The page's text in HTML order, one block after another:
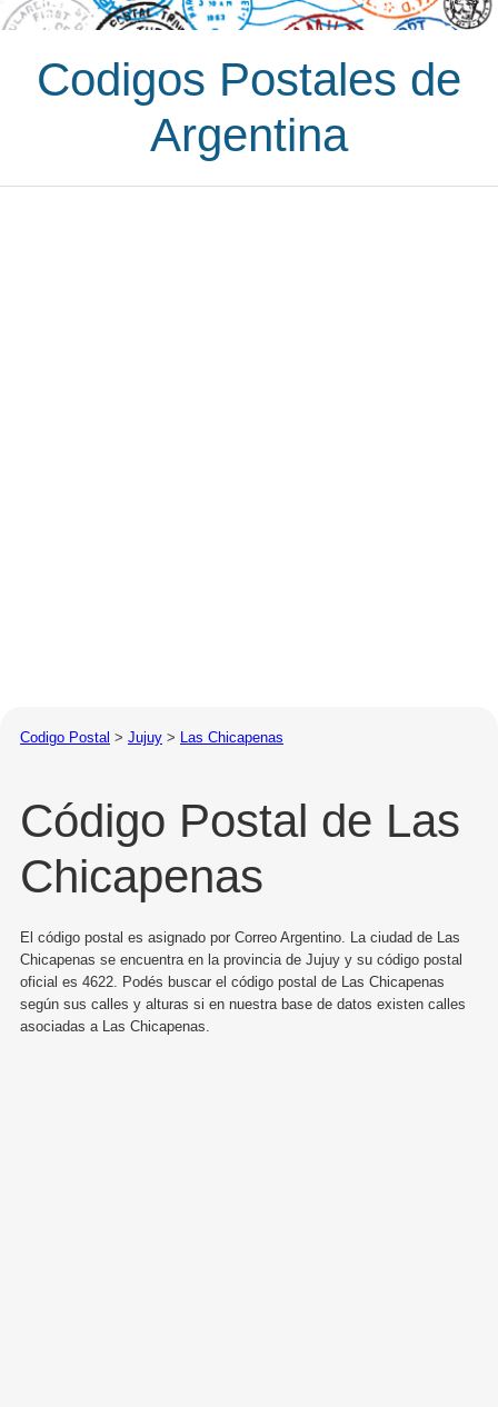
Codigos Postales de
Argentina
Codigo Postal > Jujuy > Las Chicapenas
Código Postal de Las
Chicapenas
El código postal es asignado por Correo Argentino. La ciudad de Las
Chicapenas se encuentra en la provincia de Jujuy y su código postal
oficial es 4622. Podés buscar el código postal de Las Chicapenas
según sus calles y alturas si en nuestra base de datos existen calles
asociadas a Las Chicapenas.